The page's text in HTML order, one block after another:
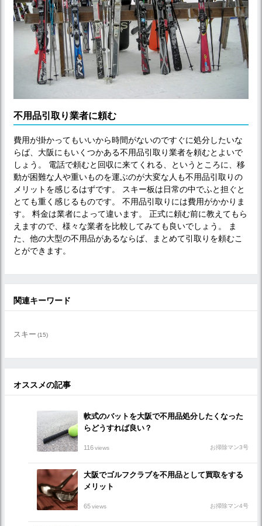
不用品引取り業者に頼む
費用が掛かってもいいから時間がないのですぐに処分したいな
らば、大阪にもいくつかある不用品引取り業者を頼むとよいで
しょう。 電話で頼むと回収に来てくれる、というところに、移
動が困難な人や重いものを運ぶのが大変な人も不用品引取りの
メリットを感じるはずです。 スキー板は日常の中でふと担ぐと
とても重く感じるものです。 不用品引取りには費用がかかりま
す。 料金は業者によって違います。 正式に頼む前に教えてもら
えますので、様々な業者を比較してみても良いでしょう。 ま
た、他の大型の不用品があるならば、まとめて引取りを頼むこ
とができます。
関連キーワード
スキー (15)
オススメの記事
軟式のバットを大阪で不用品処分したくなった
らどうすれば良い？
116views お掃除マン3号
大阪でゴルフクラブを不用品として買取をする
メリット
65views お掃除マン4号